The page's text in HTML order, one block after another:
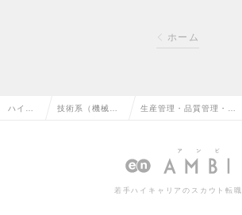
ホーム
ハイク 技術系（機械・ 生産管理・品質管理・品
自動車）の転職
若手ハイキャリアのスカウト転職